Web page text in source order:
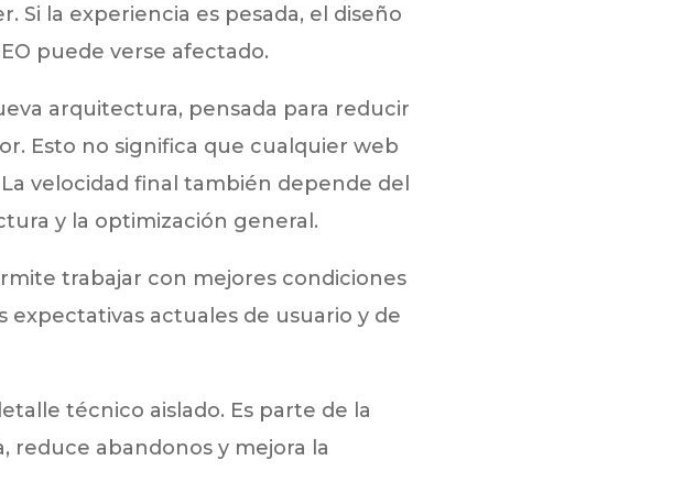
Si la experiencia es pesada, el diseño
puede verse afectado.
arquitectura, pensada para reducir
Esto no significa que cualquier web
velocidad final también depende del
y la optimización general.
trabajar con mejores condiciones
actuales de usuario y de
técnico aislado. Es parte de la
reduce abandonos y mejora la